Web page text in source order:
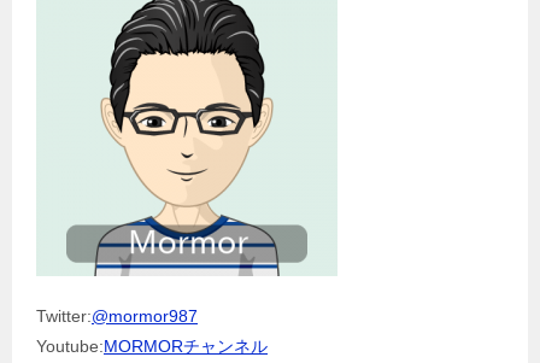
Twitter:@mormor987
Youtube:MORMORチャンネル